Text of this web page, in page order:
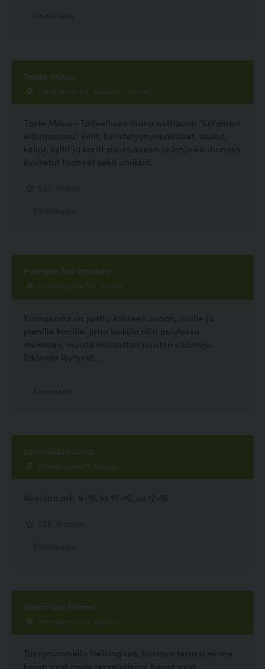
Taide Milou
Loimijoentie 88, Alastaro, Loimaa
Taide Milou - Taiteellisen ihana nettipuoti "Erilainen
eläinkauppa" Viltit, koristetyynynpäälliset, laukut,
kellot, kyltit ja kortit sisustukseen ja lahjoiksi ihanasti
kuvitetut tuotteet sekä uniikkia...
Paimion koirapuisto
Tiilitehtaantie 100, Paimio
Koirapuisto on jaettu kahteen osaan, isoille ja
pienille koirille. Jotta kaikilla olisi puistossa
mukavaa, muista noudattaa puiston sääntöjä.
Säännöt löytyvät...
Lemmikkiasema
Kolmisopentie 3, Kuopio
Avoinna ark. 9-19, la 10-16, su 12-16
Ravintola Miami
Yrttimaantie 26, Helsinki
Töyrynummella Helsingissä, loistava terassi minne
koirat ovat myös tervetulleita! Koirat ovat